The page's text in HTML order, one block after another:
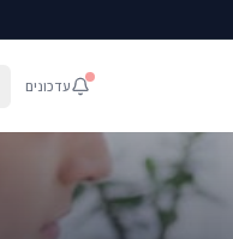
עדכונים